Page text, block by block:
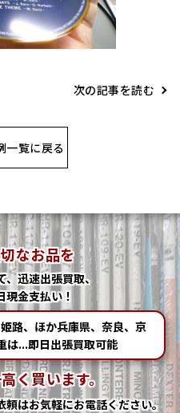
次の記事を読む
一覧に戻る
なお品を
、迅速出張買取、
現金支払い！
路、ほか兵庫県、奈良、京
は...即日出張買取可能
く買います。
頼はお気軽にお電話ください。